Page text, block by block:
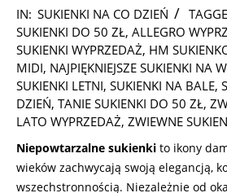
2024-
11-
05
IN: SUKIENKI NA CO DZIEŃ
SUKIENKI DO 50 ZŁ, ALLEGRO
SUKIENKI WYPRZEDAŻ, HM
MIDI, NAJPIĘKNIEJSZE SUKIENKI NA
SUKIENKI LETNI, SUKIENKI NA BALE,
DZIEŃ, TANIE SUKIENKI DO 50 ZŁ,
LATO WYPRZEDAŻ, ZWIEWNE
Niepowtarzalne sukienki to ikony
wieków zachwycają swoją elegancją,
wszechstronnością. Niezależnie od